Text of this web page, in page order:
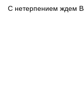
С нетерпением ждем